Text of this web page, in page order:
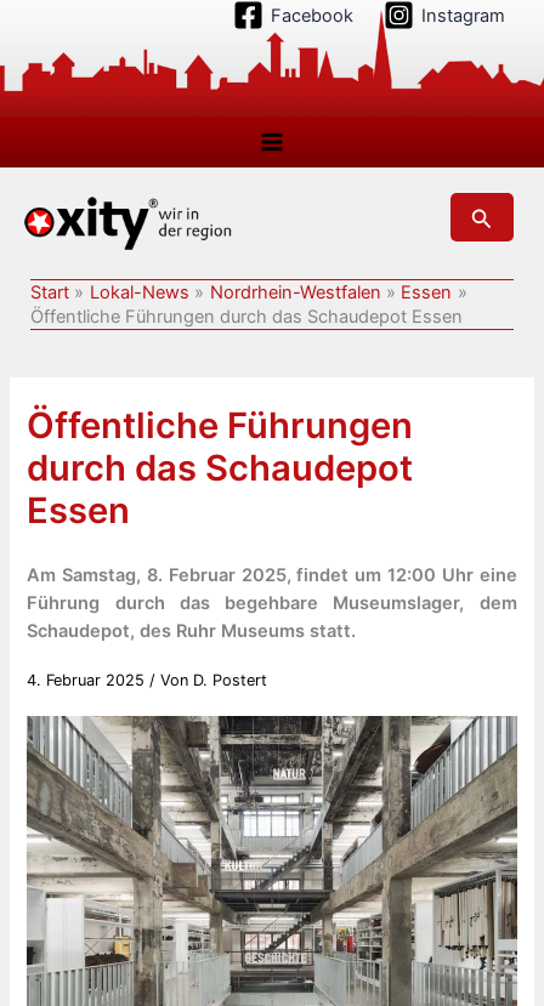
springen
Facebook Instagram
Suchen
Start Lokal-News Nordrhein-Westfalen
Essen
Öffentliche Führungen durch das Schaudepot Essen
Öffentliche Führungen
durch das Schaudepot
Essen
Am Samstag, 8. Februar 2025, findet um 12:00 Uhr eine
Führung durch das begehbare Museumslager, dem
Schaudepot, des Ruhr Museums statt.
4. Februar 2025 / Von D. Postert